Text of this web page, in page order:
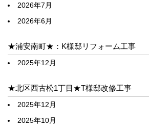
2026年7月
2026年6月
★浦安南町★：K様邸リフォーム工事
2025年12月
★北区西古松1丁目★T様邸改修工事
2025年12月
2025年10月